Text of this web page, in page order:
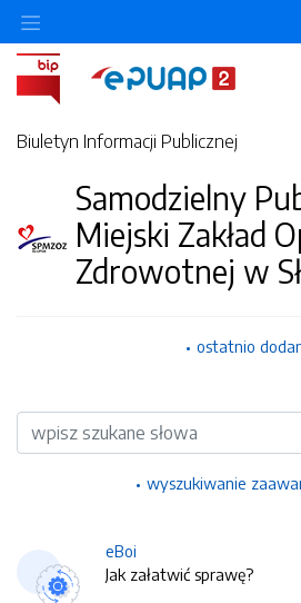
Biuletyn Informacji Publicznej
Samodzielny
Miejski Zakład
Zdrowotnej w
ostatnio
Wyszukiwarka
wyszukiwanie
eBoi
Jak załatwić sprawę?